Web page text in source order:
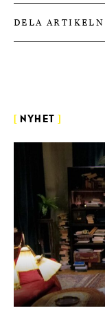
DELA ARTIKELN
NYHET